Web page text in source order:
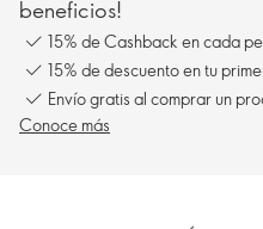
beneficios!
15% de Cashback en cada
15% de descuento en tu
Conoce más